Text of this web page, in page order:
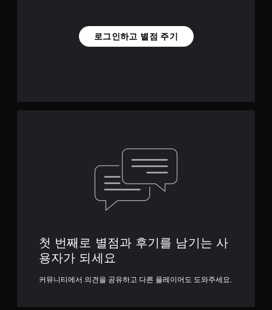
로그인하고 별점 주기
첫 번째로 별점과 후기를 남기는 사
용자가 되세요
커뮤니티에서 의견을 공유하고 다른 플레이어도 도와주세요.